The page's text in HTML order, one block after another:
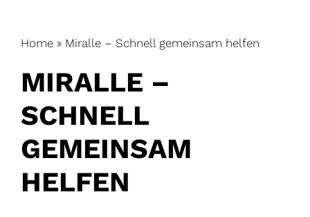
Home » Miralle – Schnell gemeinsam helfen
MIRALLE –
SCHNELL
GEMEINSAM
HELFEN